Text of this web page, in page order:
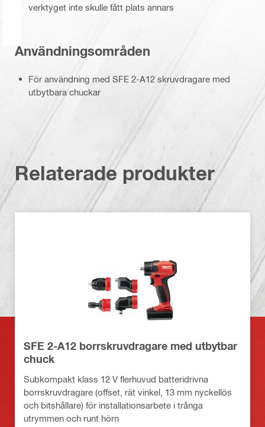
verktyget inte skulle fått plats annars
Användningsområden
För användning med SFE 2-A12 skruvdragare med
utbytbara chuckar
Relaterade produkter
SFE 2-A12 borrskruvdragare med utbytbar
chuck
Subkompakt klass 12 V flerhuvud batteridrivna
borrskruvdragare (offset, rät vinkel, 13 mm nyckellös
och bitshållare) för installationsarbete i trånga
utrymmen och runt hörn